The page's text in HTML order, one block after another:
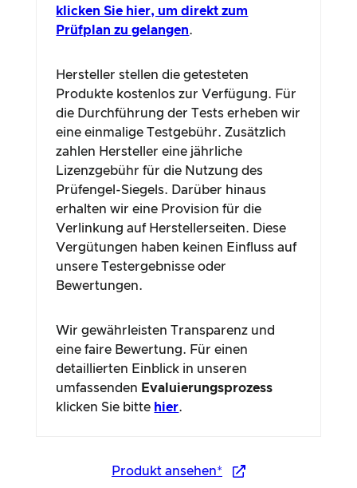
klicken Sie hier, um direkt zum
Prüfplan zu gelangen.
Hersteller stellen die getesteten
Produkte kostenlos zur Verfügung. Für
die Durchführung der Tests erheben wir
eine einmalige Testgebühr. Zusätzlich
zahlen Hersteller eine jährliche
Lizenzgebühr für die Nutzung des
Prüfengel-Siegels. Darüber hinaus
erhalten wir eine Provision für die
Verlinkung auf Herstellerseiten. Diese
Vergütungen haben keinen Einfluss auf
unsere Testergebnisse oder
Bewertungen.
Wir gewährleisten Transparenz und
eine faire Bewertung. Für einen
detaillierten Einblick in unseren
umfassenden Evaluierungsprozess
klicken Sie bitte hier.
Produkt ansehen*